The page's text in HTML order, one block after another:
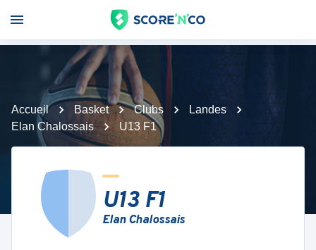
Accueil Basket Clubs
Landes
Elan Chalossais
U13 F1
U13 F1
Elan Chalossais